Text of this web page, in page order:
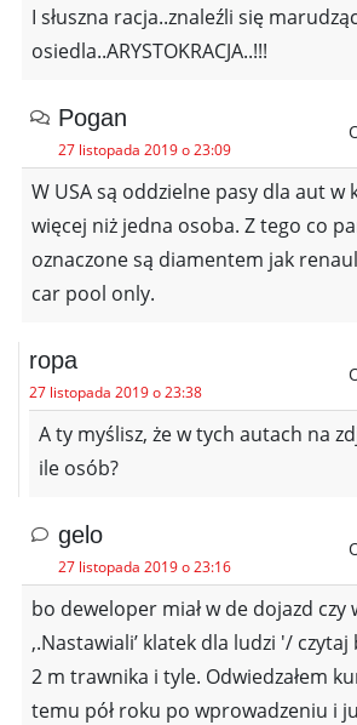
I słuszna racja..znaleźli się
osiedla..ARYSTOKRACJA..!!!
Pogan
27 listopada 2019 o 23:09
W USA są oddzielne pasy dla aut w
więcej niż jedna osoba. Z tego co
oznaczone są diamentem jak
car pool only.
ropa
27 listopada 2019 o 23:38
A ty myślisz, że w tych autach na
ile osób?
gelo
27 listopada 2019 o 23:16
bo deweloper miał w de dojazd czy
,.Nastawiali’ klatek dla ludzi '/
2 m trawnika i tyle. Odwiedzałem
temu pół roku po wprowadzeniu i